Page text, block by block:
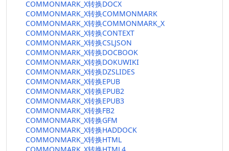
COMMONMARK_X转换DOCX
COMMONMARK_X转换COMMONMARK
COMMONMARK_X转换COMMONMARK_X
COMMONMARK_X转换CONTEXT
COMMONMARK_X转换CSLJSON
COMMONMARK_X转换DOCBOOK
COMMONMARK_X转换DOKUWIKI
COMMONMARK_X转换DZSLIDES
COMMONMARK_X转换EPUB
COMMONMARK_X转换EPUB2
COMMONMARK_X转换EPUB3
COMMONMARK_X转换FB2
COMMONMARK_X转换GFM
COMMONMARK_X转换HADDOCK
COMMONMARK_X转换HTML